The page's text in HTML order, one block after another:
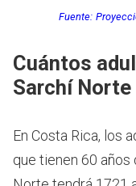
Fuente:
Cuántos
Sarchí Norte
En Costa Rica, los
que tienen 60 años